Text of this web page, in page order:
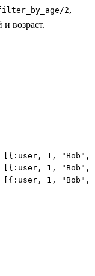
2,
и возраст.
[{:user, 1,
[{:user, 1,
[{:user, 1, "Bob",